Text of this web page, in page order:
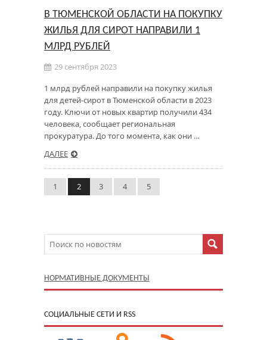
В ТЮМЕНСКОЙ ОБЛАСТИ НА ПОКУПКУ
ЖИЛЬЯ ДЛЯ СИРОТ НАПРАВИЛИ 1
МЛРД РУБЛЕЙ
29 сентября 2023
1 млрд рублей направили на покупку жилья
для детей-сирот в Тюменской области в 2023
году. Ключи от новых квартир получили 434
человека, сообщает региональная
прокуратура. До того момента, как они …
ДАЛЕЕ
1 2 3 4 5
НОРМАТИВНЫЕ ДОКУМЕНТЫ
CОЦИАЛЬНЫЕ СЕТИ И RSS